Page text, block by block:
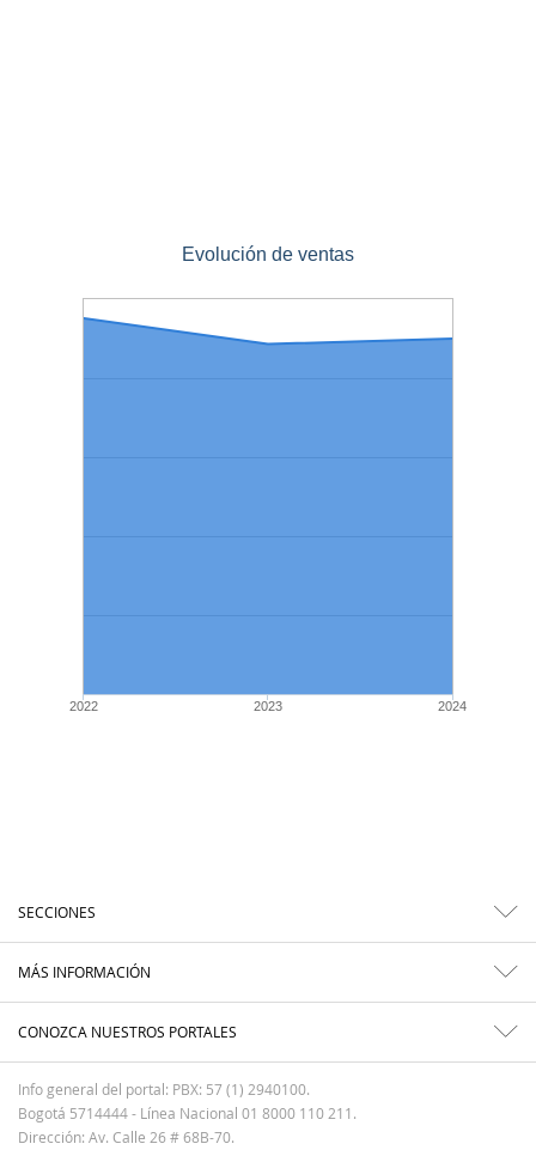
Evolución de ventas
2022 2023 2024
SECCIONES
MÁS INFORMACIÓN
CONOZCA NUESTROS PORTALES
Info general del portal: PBX: 57 (1) 2940100.
Bogotá 5714444 - Línea Nacional 01 8000 110 211.
Dirección: Av. Calle 26 # 68B-70.